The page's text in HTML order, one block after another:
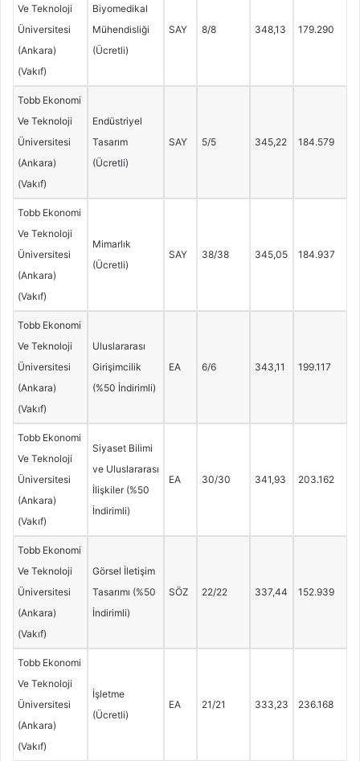
Ve Teknoloji
Üniversitesi
(Ankara)
(Vakıf)
Biyomedikal
Mühendisliği
(Ücretli)
SAY 8/8 348,13 179.290
Tobb Ekonomi
Ve Teknoloji
Üniversitesi
(Ankara)
(Vakıf)
Endüstriyel
Tasarım
(Ücretli)
SAY 5/5 345,22 184.579
Tobb Ekonomi
Ve Teknoloji
Üniversitesi
(Ankara)
(Vakıf)
Mimarlık
(Ücretli)
SAY 38/38 345,05 184.937
Tobb Ekonomi
Ve Teknoloji
Üniversitesi
(Ankara)
(Vakıf)
Uluslararası
Girişimcilik
(%50 İndirimli)
EA 6/6 343,11 199.117
Tobb Ekonomi
Ve Teknoloji
Üniversitesi
(Ankara)
(Vakıf)
Siyaset Bilimi
ve Uluslararası
İlişkiler (%50
İndirimli)
EA 30/30 341,93 203.162
Tobb Ekonomi
Ve Teknoloji
Üniversitesi
(Ankara)
(Vakıf)
Görsel İletişim
Tasarımı (%50
İndirimli)
SÖZ 22/22 337,44 152.939
Tobb Ekonomi
Ve Teknoloji
Üniversitesi
(Ankara)
(Vakıf)
İşletme
(Ücretli)
EA 21/21 333,23 236.168